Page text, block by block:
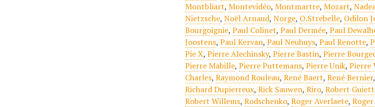
Montbliart,Montevidéo,Montmartre,Mozart,
Nietzsche,Noël Arnaud,Norge, O.Strebelle, Odilon
Bourgoignie,Paul Colinet,Paul Dermée,Paul
Joostens,Paul Kervan,Paul Neuhuys,Paul Renotte,
Pie X,Pierre Alechinsky,Pierre Bastin,Pierre
Pierre Mabille,Pierre Puttemans,Pierre Unik,Pierre
Charles,Raymond Rouleau,René Baert,René Bernier
Richard Dupierreux,Rick Sauwen,Riro,Robert
Robert Willems,Rodschenko,Roger Averlaete,